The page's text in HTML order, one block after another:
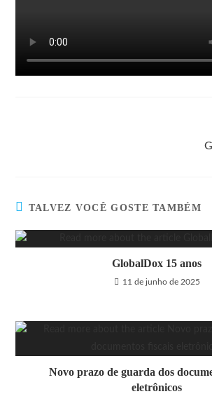
TALVEZ VOCÊ GOSTE TAMBÉM
GlobalDox 15 anos
11 de junho de 2025
Novo prazo de guarda dos
eletrônicos